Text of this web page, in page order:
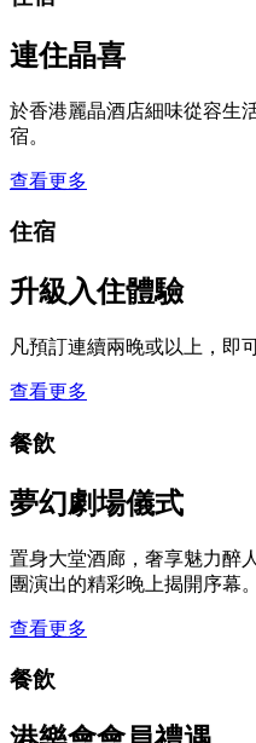
連住晶喜
於香港麗晶酒店細味從容生
宿。
查看更多
住宿
升級入住體驗
凡預訂連續兩晚或以上，即
查看更多
餐飲
夢幻劇場儀式
置身大堂酒廊，奢享魅力醉
團演出的精彩晚上揭開序幕。
查看更多
餐飲